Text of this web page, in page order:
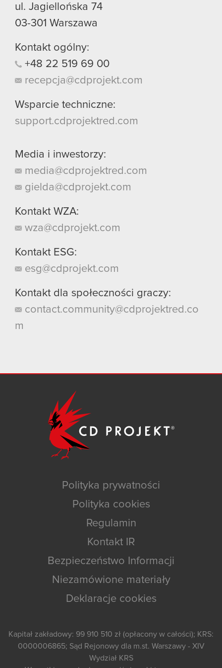
ul. Jagiellońska 74
03-301 Warszawa
Kontakt ogólny:
+48 22 519 69 00
recepcja@cdprojekt.com
Wsparcie techniczne:
support.cdprojektred.com
Media i inwestorzy:
media@cdprojektred.com
gielda@cdprojekt.com
Kontakt WZA:
wza@cdprojekt.com
Kontakt ESG:
esg@cdprojekt.com
Kontakt dla społeczności graczy:
contact.community@cdprojektred.co
m
Polityka prywatności
Polityka cookies
Regulamin
Kontakt IR
Bezpieczeństwo Informacji
Niezamówione materiały
Deklaracje cookies
Kapitał zakładowy: 99 910 510 zł (opłacony w całości); KRS:
0000006865; Sąd Rejonowy dla m.st. Warszawy - XIV
Wydział KRS